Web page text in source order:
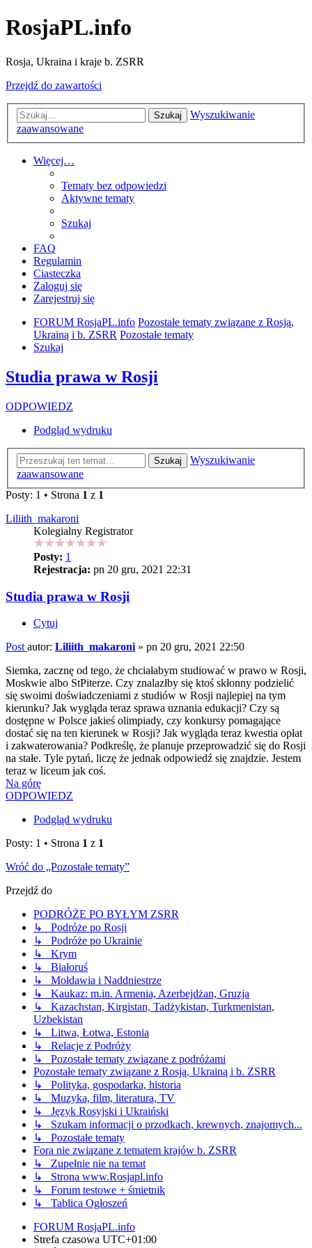
RosjaPL.info
Rosja, Ukraina i kraje b. ZSRR
Przejdź do zawartości
Szukaj
Wyszukiwanie
zaawansowane
Więcej…
Tematy bez odpowiedzi
Aktywne tematy
Szukaj
FAQ
Regulamin
Ciasteczka
Zaloguj się
Zarejestruj się
FORUM RosjaPL.info Pozostałe tematy związane z Rosją,
Ukrainą i b. ZSRR Pozostałe tematy
Szukaj
Studia prawa w Rosji
ODPOWIEDZ
Podgląd wydruku
Szukaj
Wyszukiwanie
zaawansowane
Posty: 1 • Strona 1 z 1
Liliith_makaroni
Kolegialny Registrator
Posty: 1
Rejestracja: pn 20 gru, 2021 22:31
Studia prawa w Rosji
Cytuj
Post autor: Liliith_makaroni » pn 20 gru, 2021 22:50
Siemka, zacznę od tego, że chciałabym studiować w prawo w Rosji,
Moskwie albo StPiterze. Czy znalazłby się ktoś skłonny podzielić
się swoimi doświadczeniami z studiów w Rosji najlepiej na tym
kierunku? Jak wygląda teraz sprawa uznania edukacji? Czy są
dostępne w Polsce jakieś olimpiady, czy konkursy pomagające
dostać się na ten kierunek w Rosji? Jak wygląda teraz kwestia opłat
i zakwaterowania? Podkreślę, że planuje przeprowadzić się do Rosji
na stałe. Tyle pytań, liczę że jednak odpowiedź się znajdzie. Jestem
teraz w liceum jak coś.
Na górę
ODPOWIEDZ
Podgląd wydruku
Posty: 1 • Strona 1 z 1
Wróć do „Pozostałe tematy”
Przejdź do
PODRÓŻE PO BYŁYM ZSRR
↳ Podróże po Rosji
↳ Podróże po Ukrainie
↳ Krym
↳ Białoruś
↳ Mołdawia i Naddniestrze
↳ Kaukaz: m.in. Armenia, Azerbejdżan, Gruzja
↳ Kazachstan, Kirgistan, Tadżykistan, Turkmenistan,
Uzbekistan
↳ Litwa, Łotwa, Estonia
↳ Relacje z Podróży
↳ Pozostałe tematy związane z podróżami
Pozostałe tematy związane z Rosją, Ukrainą i b. ZSRR
↳ Polityka, gospodarka, historia
↳ Muzyka, film, literatura, TV
↳ Język Rosyjski i Ukraiński
↳ Szukam informacji o przodkach, krewnych, znajomych...
↳ Pozostałe tematy
Fora nie związane z tematem krajów b. ZSRR
↳ Zupełnie nie na temat
↳ Strona www.Rosjapl.info
↳ Forum testowe + śmietnik
↳ Tablica Ogłoszeń
FORUM RosjaPL.info
Strefa czasowa UTC+01:00